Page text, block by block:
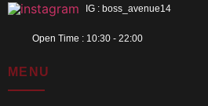
IG : boss_avenue14
Open Time : 10:30 - 22:00
MENU